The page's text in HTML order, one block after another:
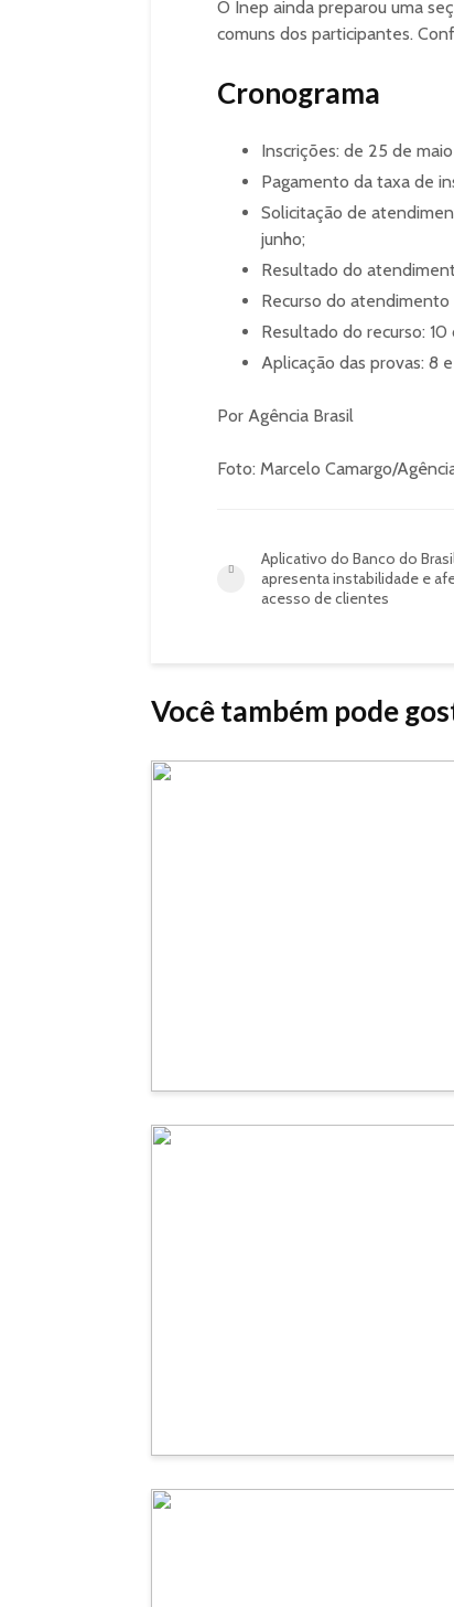
O Inep ainda preparou uma
comuns dos participantes.
Cronograma
Inscrições: de 25 de
Pagamento da taxa de
Solicitação de
junho;
Resultado do
Recurso do atendimento
Resultado do recurso: 10
Aplicação das provas: 8
Por Agência Brasil
Foto: Marcelo Camargo/
Aplicativo do Banco do
apresenta instabilidade e
acesso de clientes
Você também pode